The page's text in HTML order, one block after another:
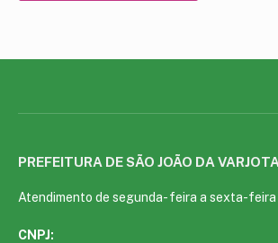
PREFEITURA DE SÃO JOÃO DA VARJOTA
Atendimento de segunda- feira a sexta-feira
CNPJ: